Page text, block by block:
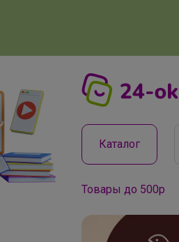
Каталог
Товары до 500р